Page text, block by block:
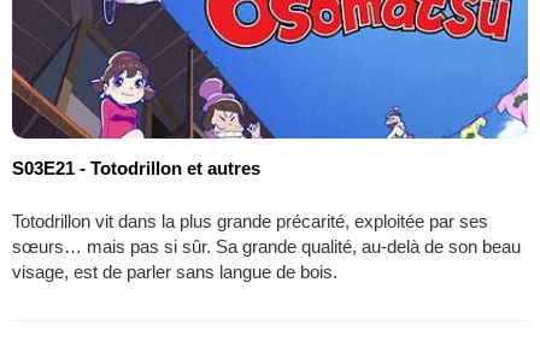
S03E21 - Totodrillon et autres
Totodrillon vit dans la plus grande précarité, exploitée par ses
sœurs… mais pas si sûr. Sa grande qualité, au-delà de son beau
visage, est de parler sans langue de bois.